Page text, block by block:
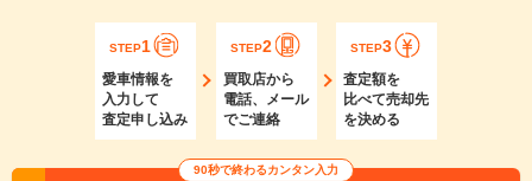
STEP1
愛車情報を
入力して
査定申し込み
STEP2
買取店から
電話、メール
でご連絡
STEP3
査定額を
比べて売却先
を決める
90秒で終わるカンタン入力